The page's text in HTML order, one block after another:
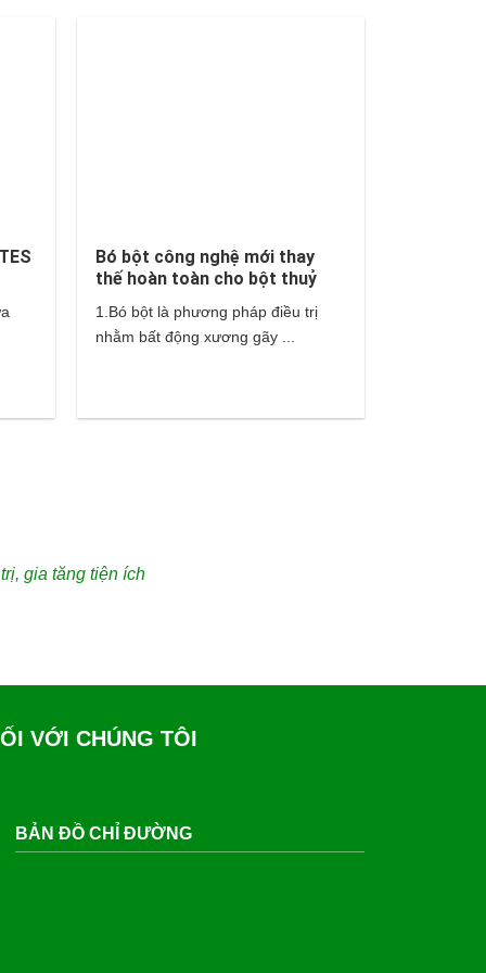
Bó bột công nghệ mới thay
thế hoàn toàn cho bột thuỷ
1.Bó bột là phương pháp điều trị
nhằm bất động xương gãy ...
gia tăng tiện ích
VỚI CHÚNG TÔI
BẢN ĐỒ CHỈ ĐƯỜNG